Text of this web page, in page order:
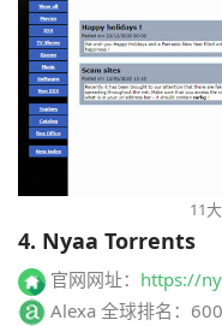
11
4. Nyaa Torrents
官网网址： https://
Alexa 全球排名：